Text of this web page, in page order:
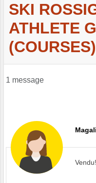
SKI
ATHLETE
(COURSES)
1 message
Vendu!